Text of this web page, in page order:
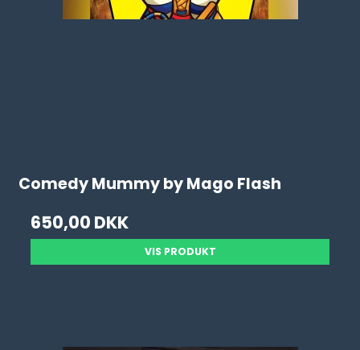
Comedy Mummy by Mago Flash
650,00 DKK
VIS PRODUKT